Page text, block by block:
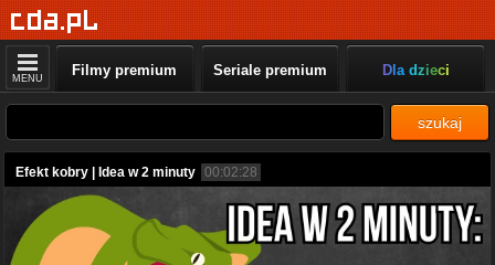
MENU Filmy premium Seriale premium Dla dzieci
szukaj
Efekt kobry | Idea w 2 minuty 00:02:28